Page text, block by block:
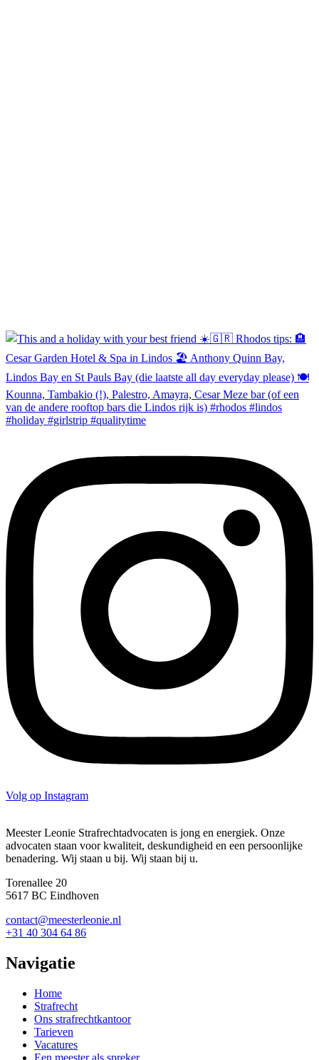
Volg op Instagram
Meester Leonie Strafrechtadvocaten is jong en energiek. Onze
advocaten staan voor kwaliteit, deskundigheid en een persoonlijke
benadering. Wij staan u bij. Wij staan bij u.
Torenallee 20
5617 BC Eindhoven
contact@meesterleonie.nl
+31 40 304 64 86
Navigatie
Home
Strafrecht
Ons strafrecht­kantoor
Tarieven
Vacatures
Een meester als spreker